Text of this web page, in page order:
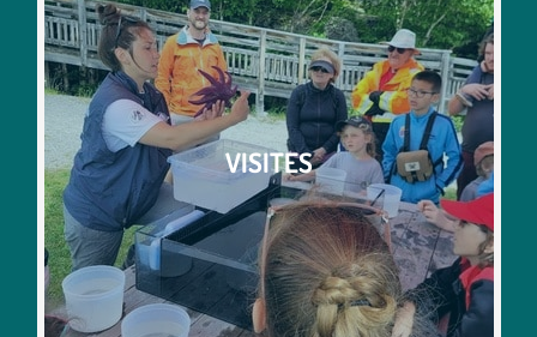
VISITES